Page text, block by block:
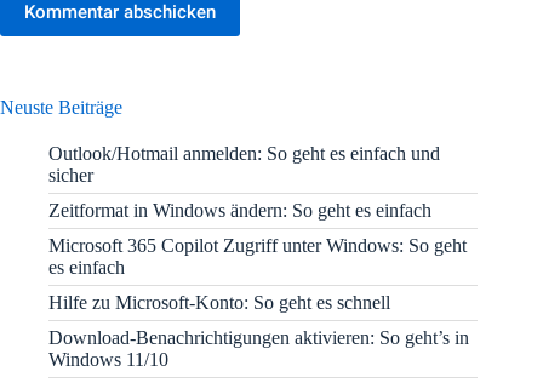
Kommentar abschicken
Neuste Beiträge
Outlook/Hotmail anmelden: So geht es einfach und
sicher
Zeitformat in Windows ändern: So geht es einfach
Microsoft 365 Copilot Zugriff unter Windows: So geht
es einfach
Hilfe zu Microsoft-Konto: So geht es schnell
Download-Benachrichtigungen aktivieren: So geht’s in
Windows 11/10